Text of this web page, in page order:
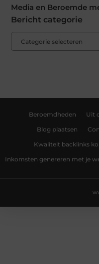
Media en Beroemde
Bericht categorie
Beroemdheden Uit
Blog plaatsen
Kwaliteit backlinks
Inkomsten genereren met je